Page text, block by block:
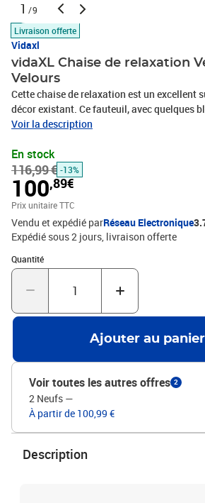
1 /9
Livraison offerte
Vidaxl
vidaXL Chaise de relaxation
Velours
Cette chaise de relaxation est un excellent
décor existant. Ce fauteuil, avec quelques
est esthétique. Grâce à sa mousse épaisse
optimal pendant votre temps d'assise.
acier et des pieds en bois, le fauteuil de
durable.Couleur : vert foncéMatériau :
bois d'hévéa massif, acierMatériau de
MousseDimensions totales : 61,5 x 69 x
du siège : 47,5 cmProfondeur du siège : 46
partir du sol : 40,5 cmHauteur des
cmMoelleux et rondeletL'assemblage est
Voir la description
En stock
116,99 € -13%
100,89€
Prix unitaire TTC
Vendu et expédié parRéseau Electronique
Expédié sous 2 jours livraison offerte
Quantité
Quantité : 1
Ajouter au panier
Voir toutes les autres offres 2
2 Neufs —
À partir de 100,99 €
Description